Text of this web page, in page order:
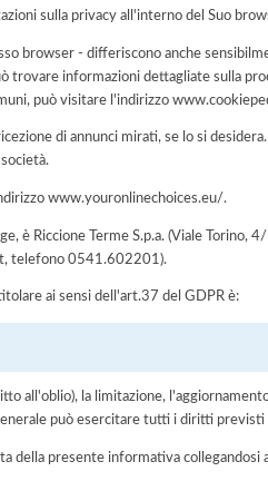
sulla privacy all'interno del Suo
browser - differiscono anche
informazioni dettagliate sulla
può visitare l'indirizzo
di annunci mirati, se lo si
www.youronlinechoices.eu/.
è Riccione Terme S.p.a. (Viale
telefono 0541.602201).
ai sensi dell'art.37 del GDPR è:
all'oblio), la limitazione,
può esercitare tutti i diritti
della presente informativa collegandosi